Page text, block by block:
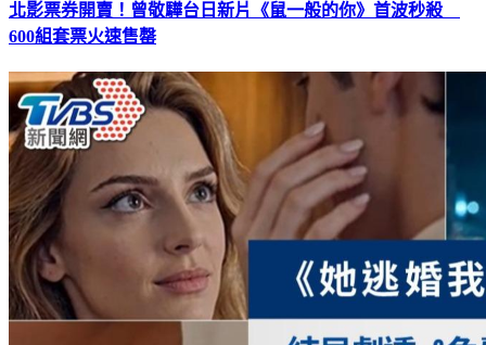
北影票券開賣！曾敬驊台日新片《鼠一般的你》首波秒殺
600組套票火速售罄